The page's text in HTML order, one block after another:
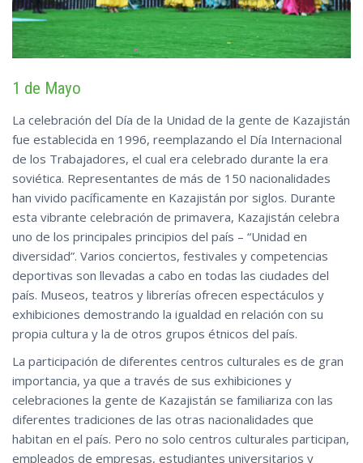
1 de Mayo
La celebración del Día de la Unidad de la gente de Kazajistán
fue establecida en 1996, reemplazando el Día Internacional
de los Trabajadores, el cual era celebrado durante la era
soviética. Representantes de más de 150 nacionalidades
han vivido pacíficamente en Kazajistán por siglos. Durante
esta vibrante celebración de primavera, Kazajistán celebra
uno de los principales principios del país – “Unidad en
diversidad”. Varios conciertos, festivales y competencias
deportivas son llevadas a cabo en todas las ciudades del
país. Museos, teatros y librerías ofrecen espectáculos y
exhibiciones demostrando la igualdad en relación con su
propia cultura y la de otros grupos étnicos del país.
La participación de diferentes centros culturales es de gran
importancia, ya que a través de sus exhibiciones y
celebraciones la gente de Kazajistán se familiariza con las
diferentes tradiciones de las otras nacionalidades que
habitan en el país. Pero no solo centros culturales participan,
empleados de empresas, estudiantes universitarios y